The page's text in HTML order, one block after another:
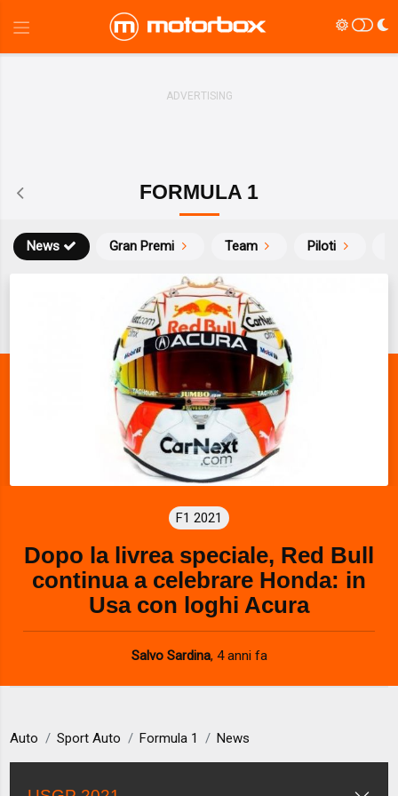
FORMULA 1
News Gran Premi Team Piloti
F1 2021
Dopo la livrea speciale, Red Bull
continua a celebrare Honda: in
Usa con loghi Acura
Salvo Sardina, 4 anni fa
Auto Sport Auto Formula 1 News